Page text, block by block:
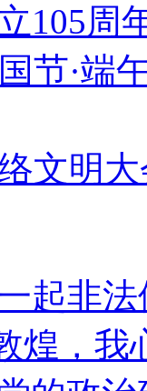
105周
节·端
文明
起非
煌，我